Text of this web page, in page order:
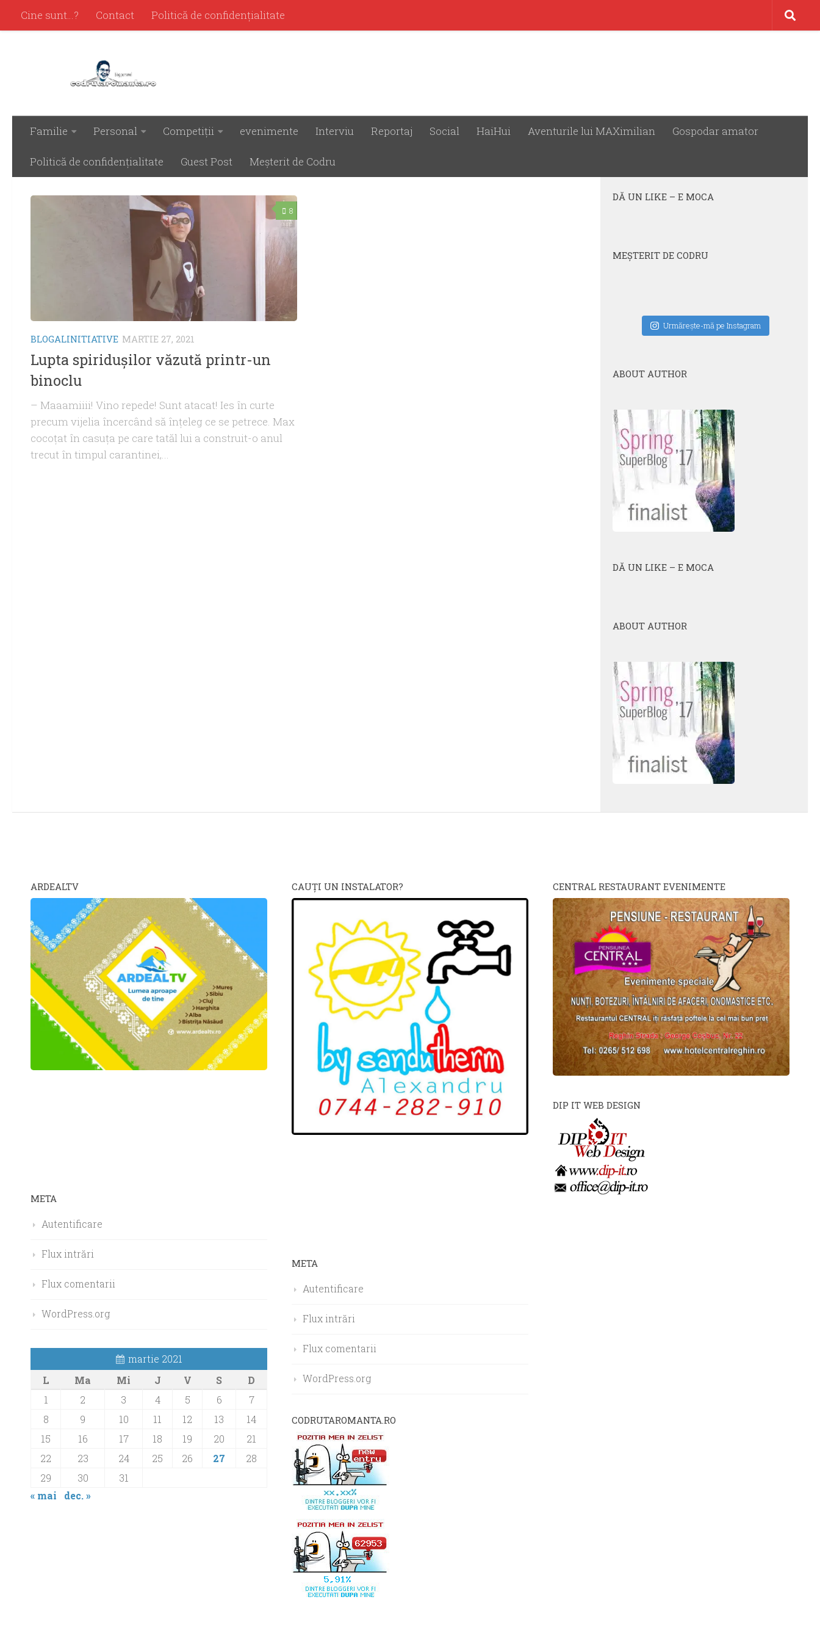
Cine sunt…? Contact Politică de confidenţialitate
Familie Personal Competiţii evenimente Interviu Reportaj Social HaiHui Aventurile lui MAXimilian Gospodar amator
Politică de confidenţialitate Guest Post Meşterit de Codru
ARHIVĂ LUNARĂ:MARTIE 2021
8
BLOGALINITIATIVE MARTIE 27, 2021
Lupta spiridușilor văzută printr-un
binoclu
– Maaamiiii! Vino repede! Sunt atacat! Ies în curte
precum vijelia încercând să înțeleg ce se petrece. Max
cocoțat în casuța pe care tatăl lui a construit-o anul
trecut în timpul carantinei,...
DĂ UN LIKE – E MOCA
MEŞTERIT DE CODRU
Urmăreşte-mă pe Instagram
ABOUT AUTHOR
DĂ UN LIKE – E MOCA
ABOUT AUTHOR
ARDEALTV
META
Autentificare
Flux intrări
Flux comentarii
WordPress.org
martie 2021
L
Ma Mi J V S
D
1
2 3 4 5 6
7
8
9 10 11 12 13
14
15
16 17 18 19 20
21
22
23 24 25 26 27
28
29
30
31
« mai
dec. »
CAUŢI UN INSTALATOR?
META
Autentificare
Flux intrări
Flux comentarii
WordPress.org
CODRUTAROMANTA.RO
CENTRAL RESTAURANT EVENIMENTE
DIP IT WEB DESIGN